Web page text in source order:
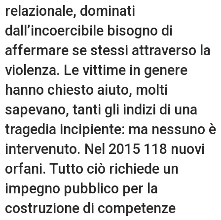
relazionale, dominati
dall’incoercibile bisogno di
affermare se stessi attraverso la
violenza. Le vittime in genere
hanno chiesto aiuto, molti
sapevano, tanti gli indizi di una
tragedia incipiente: ma nessuno è
intervenuto. Nel 2015 118 nuovi
orfani. Tutto ciò richiede un
impegno pubblico per la
costruzione di competenze